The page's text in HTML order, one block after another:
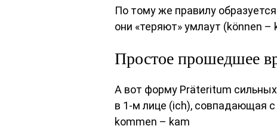
По тому же правилу
они «теряют» умлаут (können
Простое прошедшее
А вот форму Präteritum
в 1-м лице (ich), совпадающая
kommen – kam